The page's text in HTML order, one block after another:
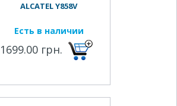
ALCATEL Y858V
Есть в наличии
1699.00 грн.